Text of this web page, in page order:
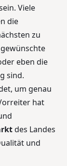
Viele
die
zu
eben die
sind.
um genau
hat
des Landes
und